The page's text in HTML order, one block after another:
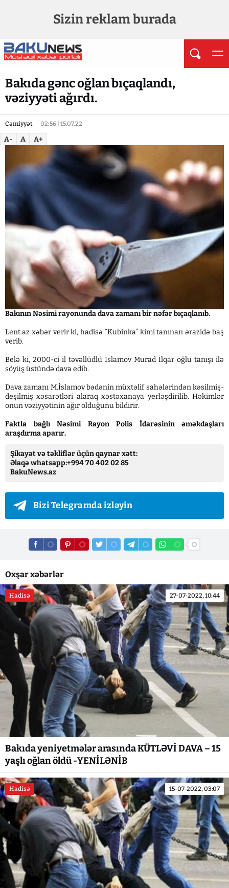
Sizin reklam burada
Bakıda gənc oğlan bıçaqlandı,
vəziyyəti ağırdı.
Cəmiyyət 02:56 | 15.07.22
A- A A+
Bakının Nəsimi rayonunda dava zamanı bir nəfər bıçaqlanıb.
Lent.az xəbər verir ki, hadisə “Kubinka” kimi tanınan ərazidə baş
verib.
Belə ki, 2000-ci il təvəllüdlü İslamov Murad İlqar oğlu tanışı ilə
söyüş üstündə dava edib.
Dava zamanı M.İslamov bədənin müxtəlif sahələrindən kəsilmiş-
deşilmiş xəsarətləri alaraq xəstəxanaya yerləşdirilib. Həkimlər
onun vəziyyətinin ağır olduğunu bildirir.
Faktla bağlı Nəsimi Rayon Polis İdarəsinin əməkdaşları
araşdırma aparır.
Şikayət və təkliflər üçün qaynar xətt:
Əlaqə whatsapp:+994 70 402 02 85
BakuNews.az
Bizi Telegramda izləyin
Oxşar xəbərlər
Hadisə 27-07-2022, 10:44
Bakıda yeniyetmələr arasında KÜTLƏVİ DAVA – 15
yaşlı oğlan öldü -YENİLƏNİB
Hadisə 15-07-2022, 03:07